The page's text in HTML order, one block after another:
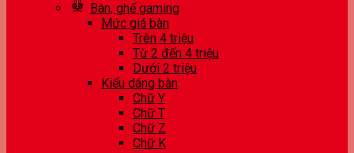
Bàn, ghế gaming
Mức giá bàn
Trên 4 triệu
Từ 2 đến 4 triệu
Dưới 2 triệu
Kiểu dáng bàn
Chữ Y
Chữ T
Chữ Z
Chữ K